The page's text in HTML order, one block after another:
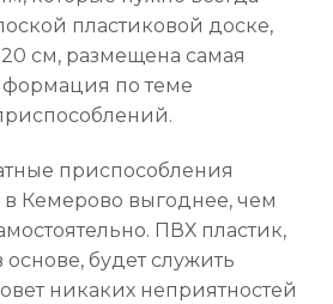
пластиковой доске,
см, размещена самая
по теме
приспособления
Кемерово выгоднее, чем
ПВХ пластик,
будет служить
никаких неприятностей